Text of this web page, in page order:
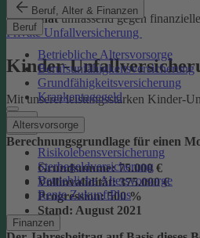
Beruf, Alter & Finanzen
Beruf
Betriebliche Altersvorsorge
Berufsunfähigkeitsversicherung
Grundfähigkeitsversicherung
Krankentagegeld
Altersvorsorge
Risikolebensversicherung
Sterbegeldversicherung
Betriebliche Altersvorsorge
Rente ZukunftPlus
Finanzen
im Monatumfassend gegen
Private Unfallversicherung
Kinder-
Mit unserer leistungsstarken Kinder-
Berechnungsgrundlage für einen
Grundsumme:75.000 €
Vollinvalidität:375.000 €
Progression:500 %
Stand: August 2021